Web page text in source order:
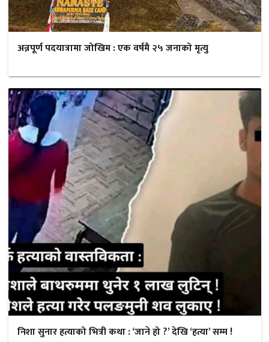
अन्नपूर्ण पदयात्रामा जोखिम : एक वर्षमै २५ जनाको मृत्यु
निशा सुनार हत्याको भित्री कथा : ‘जाने हो ?’ देखि ‘हत्या’ सम्म !